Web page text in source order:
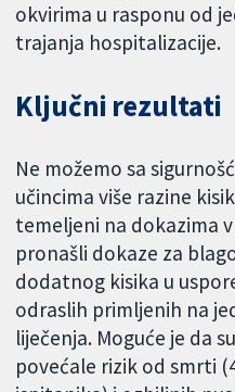
okvirima u rasponu od
trajanja hospitalizacije.
Ključni rezultati
Ne možemo sa
učincima više razine
temeljeni na dokazima
pronašli dokaze za
dodatnog kisika u
odraslih primljenih na
liječenja. Moguće je da
povećale rizik od smrti